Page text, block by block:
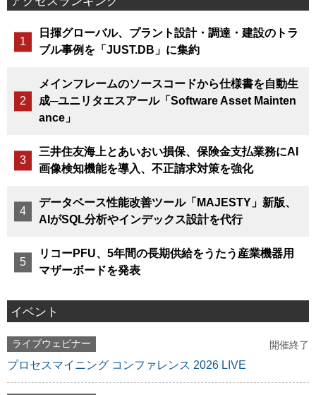
日揮グローバル、プラント設計・調達・建設のトラ
ブル事例を「JUST.DB」に集約
メインフレームのソースコードから仕様書を自動生
成─ユニリタエスアール「Software Asset Mainten
ance」
三井住友海上とあいおい損保、保険金支払業務にAI
画像検知機能を導入、不正請求対策を強化
データベース性能改善ツール「MAJESTY」新版、
AIがSQL分析やインデックス設計を代行
リコーPFU、5年間の長期供給をうたう産業機器用
マザーボードを発表
イベント
ライブウェビナー 開催終了
プロセスマイニング コンファレンス 2026 LIVE